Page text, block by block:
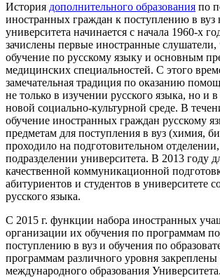
История дополнительного образования по
иностранных граждан к поступлению в вуз
университета начинается с начала 1960-х
зачислены первые иностранные
обучение по русскому языку и основным
медицинских специальностей. С этого
замечательная традиция по оказанию
не только в изучении русского языка, но и
новой социально-культурной среде. В
обучение иностранных граждан русскому
предметам для поступления в вуз (химия,
проходило на подготовительном
подразделении университета. В 2013 году
качественной коммуникационной
абитуриентов и студентов в университете
русского языка.
С 2015 г. функции набора иностранных
организации их обучения по программам
поступлению в вуз и обучения по
программам различного уровня
международного образования Университета.